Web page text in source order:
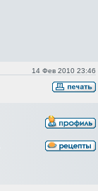
14 Фев 2010 23:46